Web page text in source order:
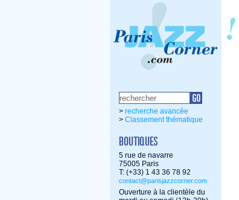
> recherche avancée
> Classement thématique
5 rue de navarre
75005 Paris
T: (+33) 1 43 36 78 92
contact@parisjazzcorner.com
Ouverture à la clientèle du